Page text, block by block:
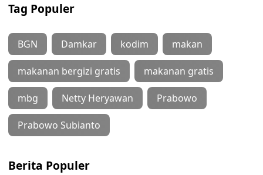
Tag Populer
BGN Damkar kodim makan
makanan bergizi gratis makanan gratis
mbg Netty Heryawan Prabowo
Prabowo Subianto
Berita Populer